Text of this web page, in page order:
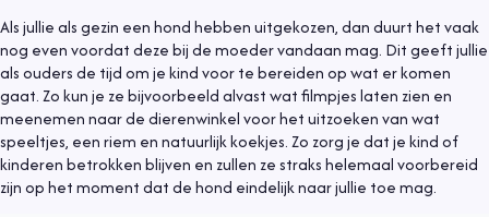
Als jullie als gezin een hond hebben uitgekozen, dan duurt het vaak
nog even voordat deze bij de moeder vandaan mag. Dit geeft jullie
als ouders de tijd om je kind voor te bereiden op wat er komen
gaat. Zo kun je ze bijvoorbeeld alvast wat filmpjes laten zien en
meenemen naar de dierenwinkel voor het uitzoeken van wat
speeltjes, een riem en natuurlijk koekjes. Zo zorg je dat je kind of
kinderen betrokken blijven en zullen ze straks helemaal voorbereid
zijn op het moment dat de hond eindelijk naar jullie toe mag.
Tips 25 oktober 2021
Wat kost een hond?